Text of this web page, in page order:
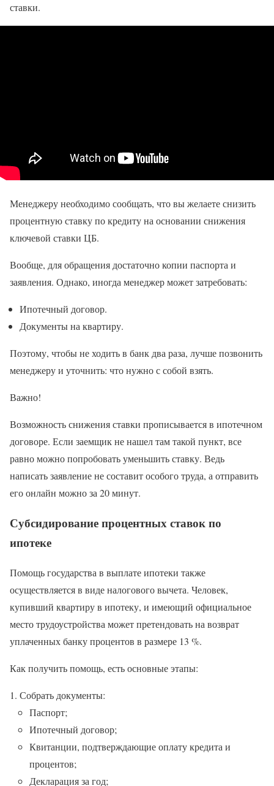
ставки.
Менеджеру необходимо сообщать, что вы желаете снизить
процентную ставку по кредиту на основании снижения
ключевой ставки ЦБ.
Вообще, для обращения достаточно копии паспорта и
заявления. Однако, иногда менеджер может затребовать:
Ипотечный договор.
Документы на квартиру.
Поэтому, чтобы не ходить в банк два раза, лучше позвонить
менеджеру и уточнить: что нужно с собой взять.
Важно!
Возможность снижения ставки прописывается в ипотечном
договоре. Если заемщик не нашел там такой пункт, все
равно можно попробовать уменьшить ставку. Ведь
написать заявление не составит особого труда, а отправить
его онлайн можно за 20 минут.
Субсидирование процентных ставок по
ипотеке
Помощь государства в выплате ипотеки также
осуществляется в виде налогового вычета. Человек,
купивший квартиру в ипотеку, и имеющий официальное
место трудоустройства может претендовать на возврат
уплаченных банку процентов в размере 13 %.
Как получить помощь, есть основные этапы:
Собрать документы:
Паспорт;
Ипотечный договор;
Квитанции, подтверждающие оплату кредита и
процентов;
Декларация за год;